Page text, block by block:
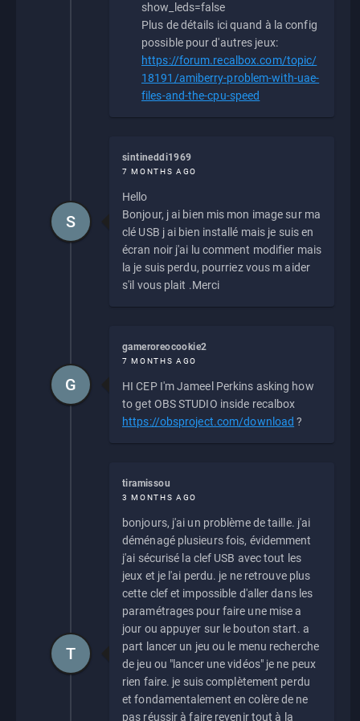
show_leds=false
Plus de détails ici quand à la config
possible pour d'autres jeux:
https://forum.recalbox.com/topic/
18191/amiberry-problem-with-uae-
files-and-the-cpu-speed
sintineddi1969
7 MONTHS AGO
Hello
Bonjour, j ai bien mis mon image sur ma
clé USB j ai bien installé mais je suis en
écran noir j'ai lu comment modifier mais
la je suis perdu, pourriez vous m aider
s'il vous plait .Merci
S
gameroreocookie2
7 MONTHS AGO
HI CEP I'm Jameel Perkins asking how
to get OBS STUDIO inside recalbox
https://obsproject.com/download ?
G
tiramissou
3 MONTHS AGO
bonjours, j'ai un problème de taille. j'ai
déménagé plusieurs fois, évidemment
j'ai sécurisé la clef USB avec tout les
jeux et je l'ai perdu. je ne retrouve plus
cette clef et impossible d'aller dans les
paramétrages pour faire une mise a
jour ou appuyer sur le bouton start. a
part lancer un jeu ou le menu recherche
de jeu ou "lancer une vidéos" je ne peux
rien faire. je suis complètement perdu
et fondamentalement en colère de ne
pas réussir à faire revenir tout à la
T